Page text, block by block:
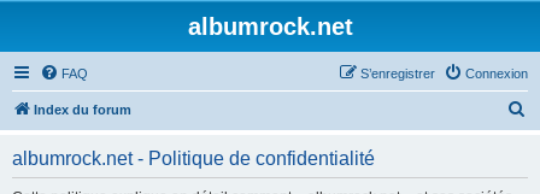
albumrock.net
FAQ Connexion
S’enregistrer
Index du forum
albumrock.net - Politique de confidentialité